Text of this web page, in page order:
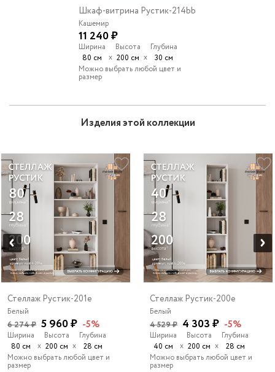
Шкаф-витрина Рустик-214bb
Кашемир
11 240 ₽
Ширина
80 см
х
Высота
200 см х
Глубина
30 см
Можно выбрать любой цвет и
размер
Изделия этой коллекции
Стеллаж Рустик-201e
Белый
6 274 ₽ 5 960 ₽ -5%
Ширина
80 см
х
Высота
200 см х
Глубина
28 см
Можно выбрать любой цвет и
размер
Стеллаж Рустик-200e
Белый
4 529 ₽ 4 303 ₽ -5%
Ширина
40 см
х
Высота
200 см х
Глубина
28 см
Можно выбрать любой цвет и
размер